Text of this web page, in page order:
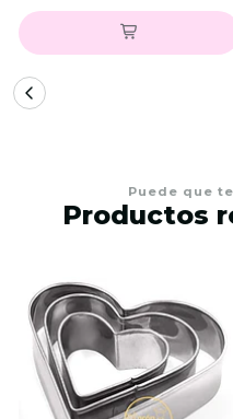
Puede que
Productos